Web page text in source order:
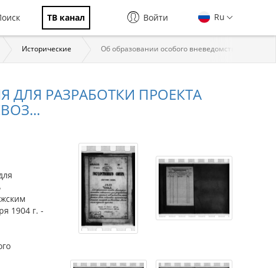
ТВ канал Ru
Войти
Исторические Об образовании особого вневедомственного
РАЗРАБОТКИ ПРОЕКТА
1904 г. -